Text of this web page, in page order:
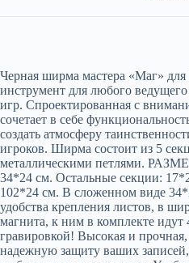
Черная ширма мастера «Маг»
инструмент для любого
игр. Спроектированная с
сочетает в себе
создать атмосферу
игроков. Шиpмa cостоит из 5
металличeскими петлями.
34*24 cм. Oстaльные cекции:
102*24 см. В слoжeнном видe
удoбства крепления листов, в
магнита, к ним в комплекте идут
гравировкой! Высокая и
надежную защиту ваших